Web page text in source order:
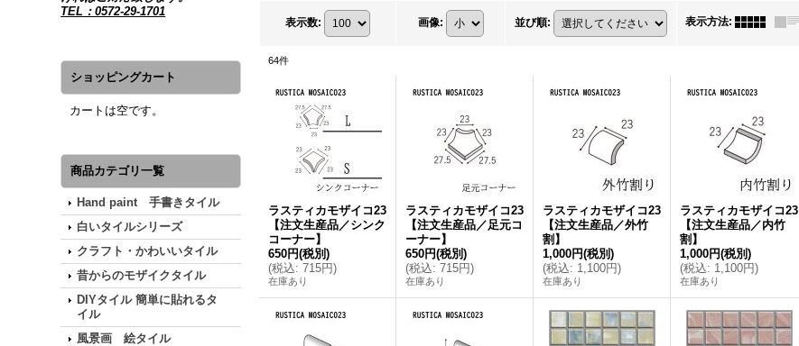
TEL：0572-29-1701
ショッピングカート
カートは空です。
商品カテゴリ一覧
Hand paint 手書きタイル
白いタイルシリーズ
クラフト・かわいいタイル
昔からのモザイクタイル
DIYタイル 簡単に貼れるタ
イル
風景画 絵タイル
表示数: 画像: 並び順: 表示方法:
64件
ラスティカモザイコ23
【注文生産品／シンク
コーナー】
650円(税別)
(税込: 715円)
在庫あり
ラスティカモザイコ23
【注文生産品／足元コ
ーナー】
650円(税別)
(税込: 715円)
在庫あり
ラスティカモザイコ23
【注文生産品／外竹
割】
1,000円(税別)
(税込: 1,100円)
在庫あり
ラスティカモザイコ23
【注文生産品／内竹
割】
1,000円(税別)
(税込: 1,100円)
在庫あり